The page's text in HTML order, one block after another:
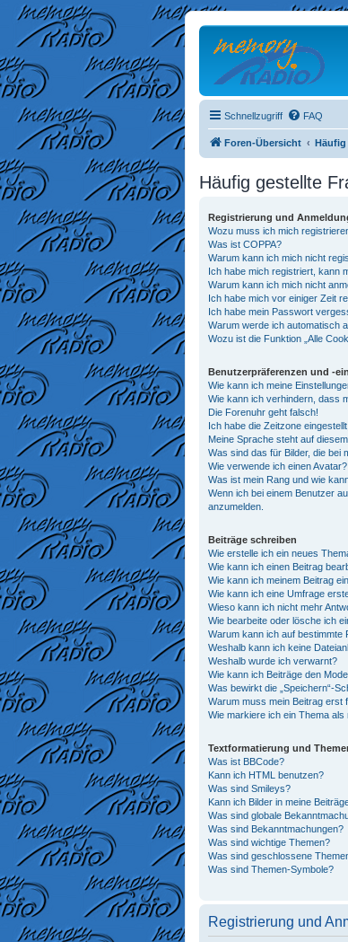
Schnellzugriff FAQ
Foren-Übersicht Häufig
Häufig gestellte
Registrierung und
Wozu muss ich mich
Was ist COPPA?
Warum kann ich mich nicht
Ich habe mich registriert, kann
Warum kann ich mich nicht
Ich habe mich vor einiger Zeit
Ich habe mein Passwort
Warum werde ich automatisch
Wozu ist die Funktion „Alle
Benutzerpräferenzen und -
Wie kann ich meine
Wie kann ich verhindern, dass
Die Forenuhr geht falsch!
Ich habe die Zeitzone
Meine Sprache steht auf
Was sind das für Bilder, die bei
Wie verwende ich einen Avatar?
Was ist mein Rang und wie
Wenn ich bei einem Benutzer
anzumelden.
Beiträge schreiben
Wie erstelle ich ein neues
Wie kann ich einen Beitrag
Wie kann ich meinem Beitrag
Wie kann ich eine Umfrage
Wieso kann ich nicht mehr
Wie bearbeite oder lösche ich
Warum kann ich auf bestimmte
Weshalb kann ich keine
Weshalb wurde ich verwarnt?
Wie kann ich Beiträge den
Was bewirkt die „Speichern“-
Warum muss mein Beitrag erst
Wie markiere ich ein Thema als
Textformatierung und
Was ist BBCode?
Kann ich HTML benutzen?
Was sind Smileys?
Kann ich Bilder in meine
Was sind globale
Was sind Bekanntmachungen?
Was sind wichtige Themen?
Was sind geschlossene
Was sind Themen-Symbole?
Registrierung und